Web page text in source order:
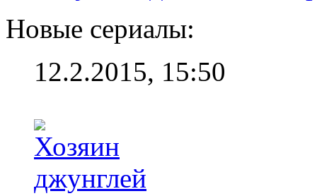
Новые сериалы:
12.2.2015, 15:50